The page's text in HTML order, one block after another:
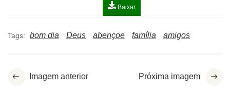
Baixar
Tags: bom dia Deus abençoe família amigos
Imagem anterior Próxima imagem